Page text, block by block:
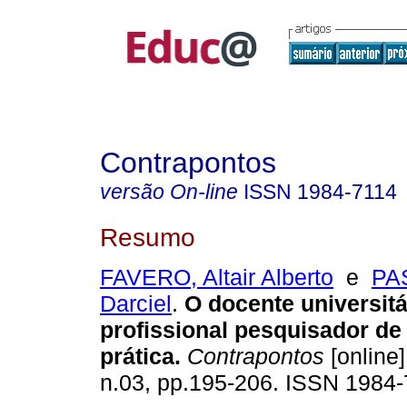
Contrapontos
versão On-line ISSN 1984-7114
Resumo
FAVERO, Altair Alberto e
Darciel. O docente
profissional pesquisador
prática. Contrapontos
n.03, pp.195-206. ISSN